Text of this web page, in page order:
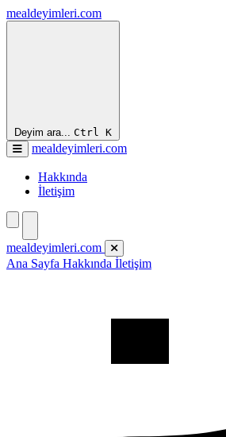
mealdeyimleri.com
Deyim ara... Ctrl K
mealdeyimleri.com
Hakkında
İletişim
mealdeyimleri.com
Ana Sayfa Hakkında İletişim